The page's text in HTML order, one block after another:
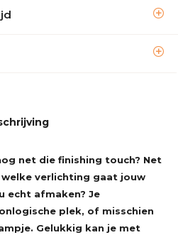
net die finishing touch? Net
verlichting gaat jouw
echt afmaken? Je
plek, of misschien
Gelukkig kan je met